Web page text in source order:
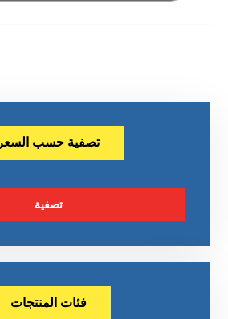
تصفية حسب السعر
تصفية
فئات المنتجات